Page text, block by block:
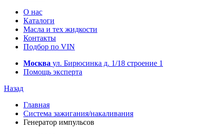
О нас
Каталоги
Масла и тех жидкости
Контакты
Подбор по VIN
Москва ул. Бирюсинка д. 1/18 строение 1
Помощь эксперта
Назад
Главная
Система зажигания/накаливания
Генератор импульсов